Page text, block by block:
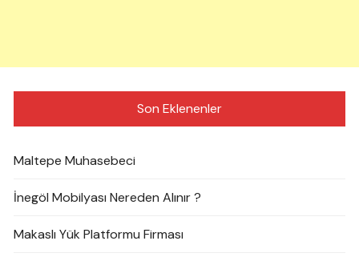
Son Eklenenler
Maltepe Muhasebeci
İnegöl Mobilyası Nereden Alınır ?
Makaslı Yük Platformu Firması